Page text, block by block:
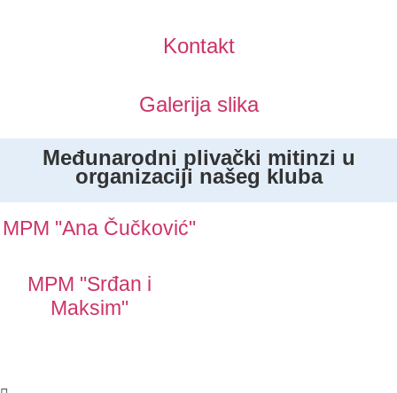
Kontakt
Galerija slika
Međunarodni plivački mitinzi u
organizaciji našeg kluba
MPM "Ana Čučković"
MPM "Srđan i
Maksim"